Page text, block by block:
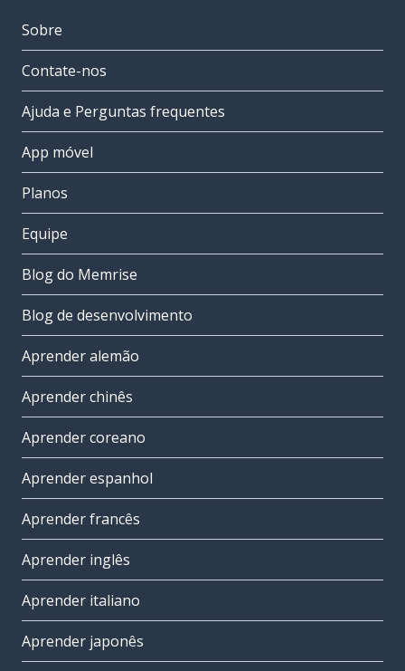
Sobre
Contate-nos
Ajuda e Perguntas frequentes
App móvel
Planos
Equipe
Blog do Memrise
Blog de desenvolvimento
Aprender alemão
Aprender chinês
Aprender coreano
Aprender espanhol
Aprender francês
Aprender inglês
Aprender italiano
Aprender japonês